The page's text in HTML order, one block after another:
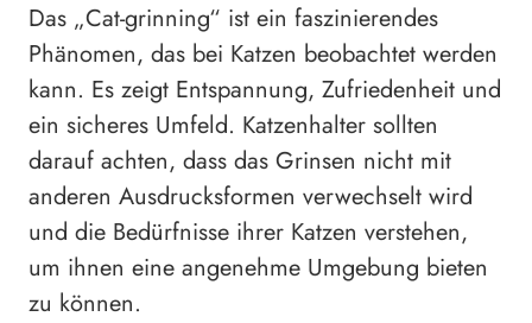
Das „Cat-grinning“ ist ein faszinierendes
Phänomen, das bei Katzen beobachtet werden
kann. Es zeigt Entspannung, Zufriedenheit und
ein sicheres Umfeld. Katzenhalter sollten
darauf achten, dass das Grinsen nicht mit
anderen Ausdrucksformen verwechselt wird
und die Bedürfnisse ihrer Katzen verstehen,
um ihnen eine angenehme Umgebung bieten
zu können.